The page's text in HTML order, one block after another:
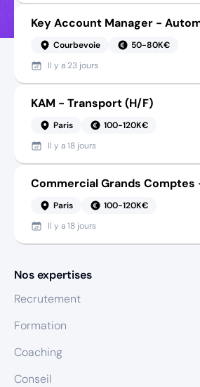
Key Account Manager -
Courbevoie
50-80K€
Il y a 23 jours
KAM - Transport (H/F)
Paris
100-120K€
Il y a18 jours
Commercial Grands
Paris
100-120K€
Il y a18 jours
Nos expertises
Recrutement
Formation
Coaching
Conseil